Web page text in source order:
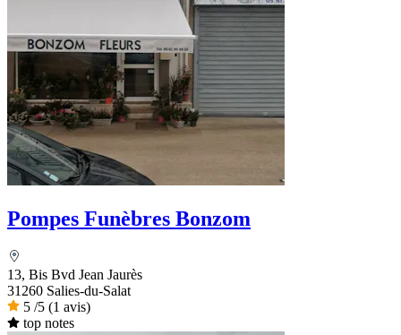
Pompes Funèbres Bonzom
13, Bis Bvd Jean Jaurès
31260 Salies-du-Salat
5 /5 (1 avis)
top notes